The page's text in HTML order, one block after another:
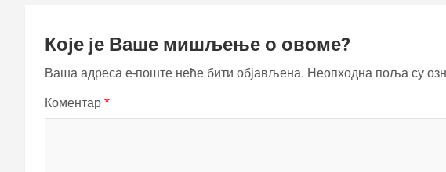
Које је Ваше мишљење о овоме?
Ваша адреса е-поште неће бити објављена. Неопходна поља су
Коментар *